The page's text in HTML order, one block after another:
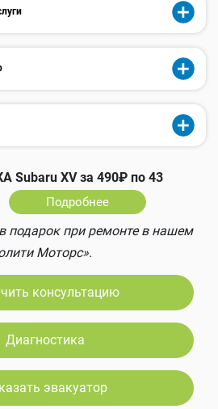
Subaru XV за 490₽ по 43
Подробнее
подарок при ремонте в нашем
Моторс».
консультацию
Диагностика
эвакуатор